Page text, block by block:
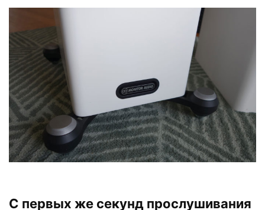
С первых же секунд прослушивания